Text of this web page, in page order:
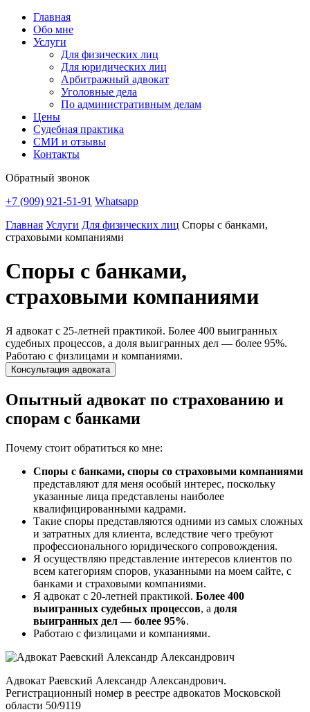
Главная
Обо мне
Услуги
Для физических лиц
Для юридических лиц
Арбитражный адвокат
Уголовные дела
По административным делам
Цены
Судебная практика
СМИ и отзывы
Контакты
Обратный звонок
+7 (909) 921-51-91 Whatsapp
Главная Услуги Для физических лиц Споры с банками,
страховыми компаниями
Споры с банками,
страховыми компаниями
Я адвокат с 25-летней практикой. Более 400 выигранных
судебных процессов, а доля выигранных дел — более 95%.
Работаю с физлицами и компаниями.
Опытный адвокат по страхованию и
спорам с банками
Почему стоит обратиться ко мне:
Споры с банками, споры со страховыми компаниями
представляют для меня особый интерес, поскольку
указанные лица представлены наиболее
квалифицированными кадрами.
Такие споры представляются одними из самых сложных
и затратных для клиента, вследствие чего требуют
профессионального юридического сопровождения.
Я осуществляю представление интересов клиентов по
всем категориям споров, указанными на моем сайте, с
банками и страховыми компаниями.
Я адвокат с 20-летней практикой. Более 400
выигранных судебных процессов, а доля
выигранных дел — более 95%.
Работаю с физлицами и компаниями.
Адвокат Раевский Александр Александрович.
Регистрационный номер в реестре адвокатов Московской
области 50/9119